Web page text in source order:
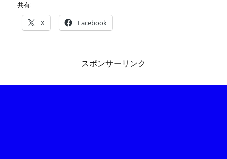
共有:
X Facebook
スポンサーリンク